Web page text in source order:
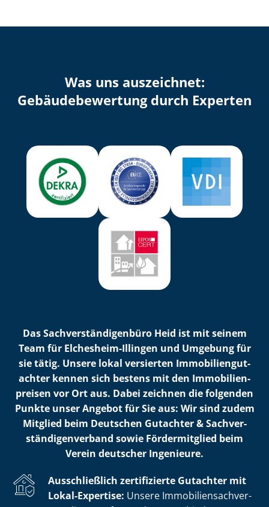
Was uns auszeichnet:
Ge­bäu­de­be­wer­tung durch Experten
Das Sach­ver­stän­di­gen­bü­ro Heid ist mit seinem
Team für Elchesheim-Illingen und Umgebung für
sie tätig. Unsere lokal versierten Im­mo­bi­li­en­gut­
ach­ter kennen sich bestens mit den Im­mo­bi­li­en­
prei­sen vor Ort aus. Dabei zeichnen die folgenden
Punkte unser Angebot für Sie aus: Wir sind zudem
Mitglied beim Deutschen Gutachter & Sach­ver­
stän­di­gen­ver­band sowie Fördermitglied beim
Verein deutscher Ingenieure.
Ausschließlich zertifizierte Gutachter mit
Lokal-Expertise: Unsere Im­mo­bi­li­en­sach­ver­